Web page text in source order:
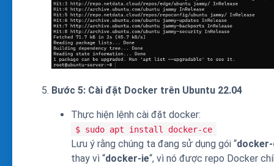
Bước 5: Cài đặt Docker trên Ubuntu 22.04
Thực hiện lệnh cài đặt docker:
$ sudo apt install docker-ce
Lưu ý rằng chúng ta đang sử dụng gói “
thay vì “docker-ie“, vì nó được repo Docker